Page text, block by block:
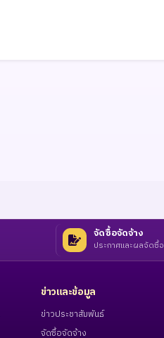
จัดซื้อจัดจ้าง
ประกาศและผลจัดซื้อ
ข่าวและข้อมูล
ข่าวประชาสัมพันธ์
จัดซื้อจัดจ้าง